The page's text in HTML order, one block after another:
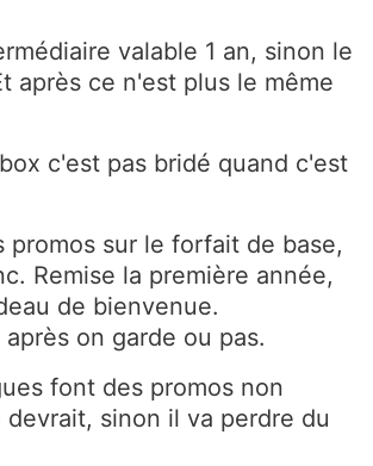
valable 1 an, sinon le
après ce n'est plus le même
c'est pas bridé quand c'est
promos sur le forfait de base,
Remise la première année,
de bienvenue.
on garde ou pas.
font des promos non
devrait, sinon il va perdre du